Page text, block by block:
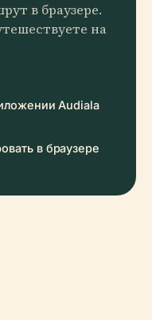
в браузере.
на
Audiala
в браузере